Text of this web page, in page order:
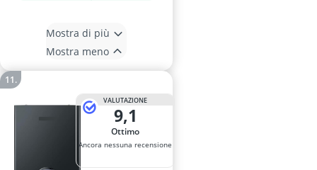
Mostra di più
Mostra meno
VALUTAZIONE
9,1
Ottimo
Ancora nessuna recensione